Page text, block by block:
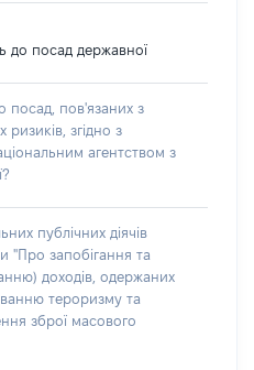
до посад державної
посад, пов'язаних з
згідно з
агентством з
публічних діячів
"Про запобігання та
доходів, одержаних
тероризму та
зброї масового